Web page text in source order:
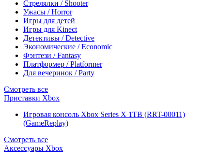
Стрелялки / Shooter
Ужасы / Horror
Игры для детей
Игры для Kinect
Детективы / Detective
Экономические / Economic
Фэнтези / Fantasy
Платформер / Platformer
Для вечеринок / Party
Смотреть все
Приставки Xbox
Игровая консоль Xbox Series X 1TB (RRT-00011)
(GameReplay)
Смотреть все
Аксессуары Xbox